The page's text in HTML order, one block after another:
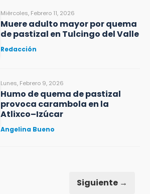
Miércoles, Febrero 11, 2026
Muere adulto mayor por quema
de pastizal en Tulcingo del Valle
Redacción
Lunes, Febrero 9, 2026
Humo de quema de pastizal
provoca carambola en la
Atlixco–Izúcar
Angelina Bueno
Siguiente →